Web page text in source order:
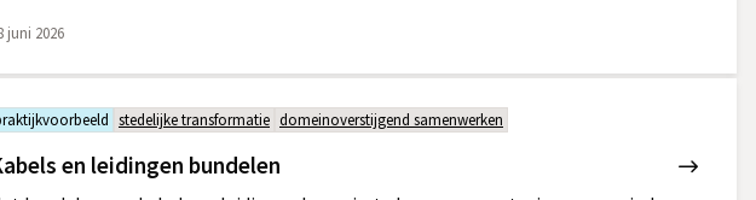
juni 2026
stedelijke transformatie domeinoverstijgend samenwerken
en leidingen bundelen